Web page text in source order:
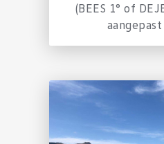
(BEES 1° of